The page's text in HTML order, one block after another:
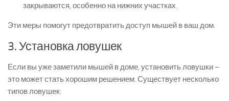
закрываются, особенно на нижних участках.
Эти меры помогут предотвратить доступ мышей в ваш дом.
3. Установка ловушек
Если вы уже заметили мышей в доме, установить ловушки –
это может стать хорошим решением. Существует несколько
типов ловушек: